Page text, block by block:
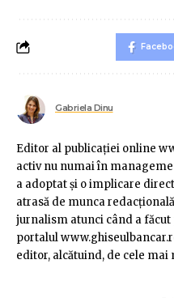
Gabriela Dinu
Editor al publicaţiei online
activ nu numai în
a adoptat şi o implicare
atrasă de munca
jurnalism atunci când a
portalul
editor, alcătuind, de cele